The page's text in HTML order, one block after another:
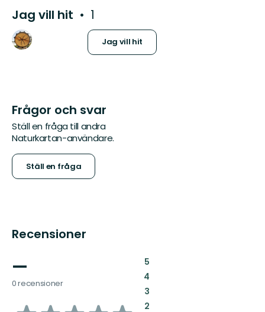
Jag vill hit 1
Jag vill hit
Frågor och svar
Ställ en fråga till andra
Naturkartan-användare.
Ställ en fråga
Recensioner
—
0 recensioner
5:
4:
3:
2: